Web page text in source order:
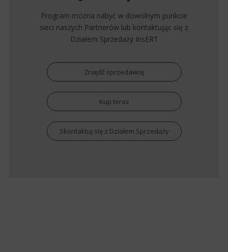
Program można nabyć w dowolnym punkcie
sieci naszych Partnerów lub kontaktując się z
Działem Sprzedaży InsERT
Znajdź sprzedawcę
Kup teraz
Skontaktuj się z Działem Sprzedaży